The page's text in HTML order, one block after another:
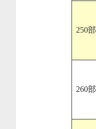
250部
260部